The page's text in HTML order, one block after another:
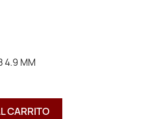
4.9 MM
CARRITO